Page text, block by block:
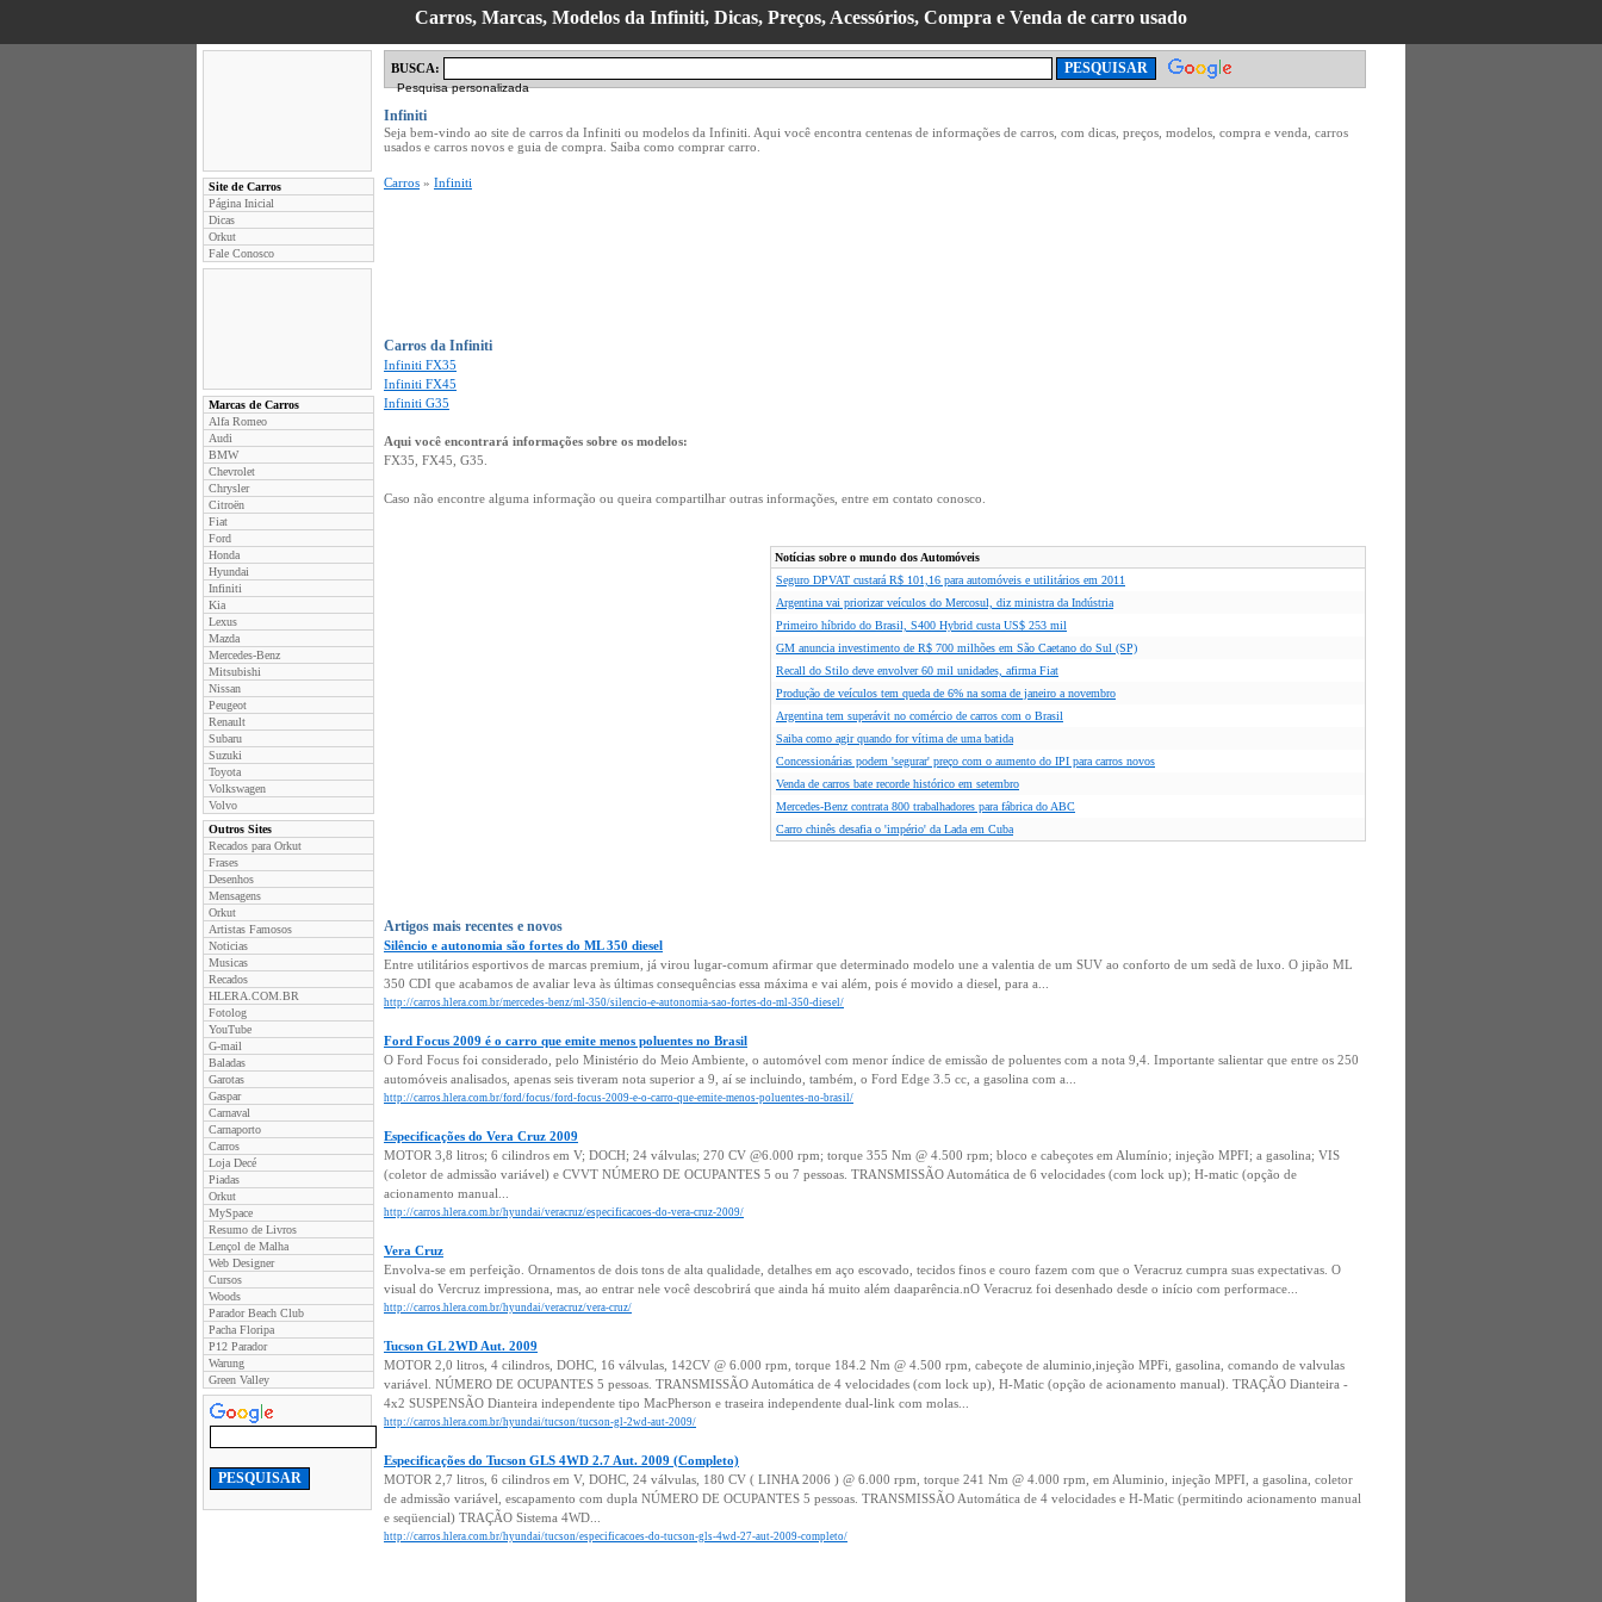
Carros, Marcas, Modelos da Infiniti, Dicas, Preços, Acessórios, Compra e Venda de carro usado
Site de Carros
Página Inicial
Dicas
Orkut
Fale Conosco
Marcas de Carros
Alfa Romeo
Audi
BMW
Chevrolet
Chrysler
Citroën
Fiat
Ford
Honda
Hyundai
Infiniti
Kia
Lexus
Mazda
Mercedes-Benz
Mitsubishi
Nissan
Peugeot
Renault
Subaru
Suzuki
Toyota
Volkswagen
Volvo
Outros Sites
Recados para Orkut
Frases
Desenhos
Mensagens
Orkut
Artistas Famosos
Noticias
Musicas
Recados
HLERA.COM.BR
Fotolog
YouTube
G-mail
Baladas
Garotas
Gaspar
Carnaval
Carnaporto
Carros
Loja Decé
Piadas
Orkut
MySpace
Resumo de Livros
Lençol de Malha
Web Designer
Cursos
Woods
Parador Beach Club
Pacha Floripa
P12 Parador
Warung
Green Valley
BUSCA:
Pesquisa personalizada
Infiniti
Seja bem-vindo ao site de carros da Infiniti ou modelos da Infiniti. Aqui você encontra centenas de informações de carros, com dicas, preços, modelos, compra e venda, carros
usados e carros novos e guia de compra. Saiba como comprar carro.
Carros » Infiniti
Carros da Infiniti
Infiniti FX35
Infiniti FX45
Infiniti G35
Aqui você encontrará informações sobre os modelos:
FX35, FX45, G35.
Caso não encontre alguma informação ou queira compartilhar outras informações, entre em contato conosco.
Notícias sobre o mundo dos Automóveis
Seguro DPVAT custará R$ 101,16 para automóveis e utilitários em 2011
Argentina vai priorizar veículos do Mercosul, diz ministra da Indústria
Primeiro híbrido do Brasil, S400 Hybrid custa US$ 253 mil
GM anuncia investimento de R$ 700 milhões em São Caetano do Sul (SP)
Recall do Stilo deve envolver 60 mil unidades, afirma Fiat
Produção de veículos tem queda de 6% na soma de janeiro a novembro
Argentina tem superávit no comércio de carros com o Brasil
Saiba como agir quando for vítima de uma batida
Concessionárias podem 'segurar' preço com o aumento do IPI para carros novos
Venda de carros bate recorde histórico em setembro
Mercedes-Benz contrata 800 trabalhadores para fábrica do ABC
Carro chinês desafia o 'império' da Lada em Cuba
Artigos mais recentes e novos
Silêncio e autonomia são fortes do ML 350 diesel
Entre utilitários esportivos de marcas premium, já virou lugar-comum afirmar que determinado modelo une a valentia de um SUV ao conforto de um sedã de luxo. O jipão ML
350 CDI que acabamos de avaliar leva às últimas consequências essa máxima e vai além, pois é movido a diesel, para a...
http://carros.hlera.com.br/mercedes-benz/ml-350/silencio-e-autonomia-sao-fortes-do-ml-350-diesel/
Ford Focus 2009 é o carro que emite menos poluentes no Brasil
O Ford Focus foi considerado, pelo Ministério do Meio Ambiente, o automóvel com menor índice de emissão de poluentes com a nota 9,4. Importante salientar que entre os 250
automóveis analisados, apenas seis tiveram nota superior a 9, aí se incluindo, também, o Ford Edge 3.5 cc, a gasolina com a...
http://carros.hlera.com.br/ford/focus/ford-focus-2009-e-o-carro-que-emite-menos-poluentes-no-brasil/
Especificações do Vera Cruz 2009
MOTOR 3,8 litros; 6 cilindros em V; DOCH; 24 válvulas; 270 CV @6.000 rpm; torque 355 Nm @ 4.500 rpm; bloco e cabeçotes em Alumínio; injeção MPFI; a gasolina; VIS
(coletor de admissão variável) e CVVT NÚMERO DE OCUPANTES 5 ou 7 pessoas. TRANSMISSÃO Automática de 6 velocidades (com lock up); H-matic (opção de
acionamento manual...
http://carros.hlera.com.br/hyundai/veracruz/especificacoes-do-vera-cruz-2009/
Vera Cruz
Envolva-se em perfeição. Ornamentos de dois tons de alta qualidade, detalhes em aço escovado, tecidos finos e couro fazem com que o Veracruz cumpra suas expectativas. O
visual do Vercruz impressiona, mas, ao entrar nele você descobrirá que ainda há muito além daaparência.nO Veracruz foi desenhado desde o início com performace...
http://carros.hlera.com.br/hyundai/veracruz/vera-cruz/
Tucson GL 2WD Aut. 2009
MOTOR 2,0 litros, 4 cilindros, DOHC, 16 válvulas, 142CV @ 6.000 rpm, torque 184.2 Nm @ 4.500 rpm, cabeçote de aluminio,injeção MPFi, gasolina, comando de valvulas
variável. NÚMERO DE OCUPANTES 5 pessoas. TRANSMISSÃO Automática de 4 velocidades (com lock up), H-Matic (opção de acionamento manual). TRAÇÃO Dianteira -
4x2 SUSPENSÃO Dianteira independente tipo MacPherson e traseira independente dual-link com molas...
http://carros.hlera.com.br/hyundai/tucson/tucson-gl-2wd-aut-2009/
Especificações do Tucson GLS 4WD 2.7 Aut. 2009 (Completo)
MOTOR 2,7 litros, 6 cilindros em V, DOHC, 24 válvulas, 180 CV ( LINHA 2006 ) @ 6.000 rpm, torque 241 Nm @ 4.000 rpm, em Aluminio, injeção MPFI, a gasolina, coletor
de admissão variável, escapamento com dupla NÚMERO DE OCUPANTES 5 pessoas. TRANSMISSÃO Automática de 4 velocidades e H-Matic (permitindo acionamento manual
e seqüencial) TRAÇÃO Sistema 4WD...
http://carros.hlera.com.br/hyundai/tucson/especificacoes-do-tucson-gls-4wd-27-aut-2009-completo/